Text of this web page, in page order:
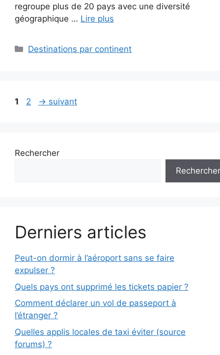
regroupe plus de 20 pays avec une diversité
géographique … Lire plus
Catégories
Destinations par continent
Page
1 Page
2 → suivant
Rechercher
Rechercher
Derniers articles
Peut-on dormir à l’aéroport sans se faire
expulser ?
Quels pays ont supprimé les tickets papier ?
Comment déclarer un vol de passeport à
l’étranger ?
Quelles applis locales de taxi éviter (source
forums) ?